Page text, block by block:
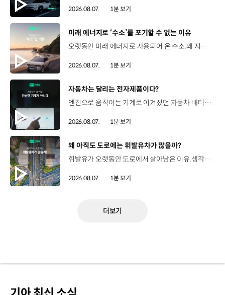
2026.08.07. 1분 보기
[동영상]
미래 에너지로 ‘수소’를 포기할 수 없는 이유
오랫동안 미래 에너지로 사용되어 온 수소.왜 지금까지도 중요한 선택지로 꼽힐까요? 현대진행형 팟캐스트 EP.21에서 확인하세요.📻 #현대자동차그룹 #현대진행형 #모빌리티팟캐스트 #수소전기차 #수소에너지 #연료 #미래모빌리티 #모빌리티
2026.08.07. 1분 보기
[동영상]
자동차는 달리는 전자제품이다?
엔진으로 움직이는 기계로 여겨졌던 자동차.배터리와 소프트웨어를 통해 어떻게 바뀌고 있을까요? 현대진행형 팟캐스트 EP.21에서 확인하세요.📻 #현대자동차그룹 #현대진행형 #모빌리티팟캐스트 #SDV #전기차 #연료 #미래모빌리티 #모빌리티
2026.08.07. 1분 보기
[동영상]
왜 아직도 도로에는 휘발유차가 많을까?
휘발유가 오랫동안 도로에서 살아남은 이유.생각보다 강력한 장점이 있었습니다. 현대진행형 팟캐스트 EP.21에서 확인하세요.📻 #현대자동차그룹 #현대진행형 #모빌리티팟캐스트 #휘발유 #내연기관 #연료 #미래모빌리티 #모빌리티
2026.08.07. 1분 보기
더보기